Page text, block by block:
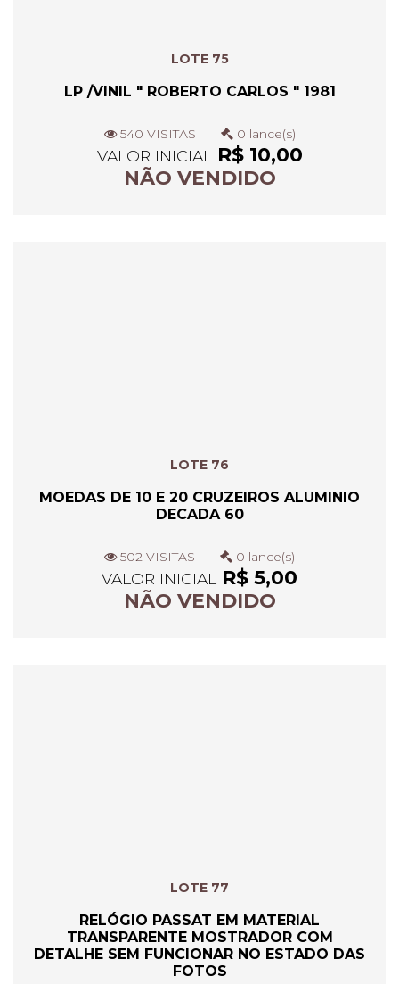
LOTE 75
LP /VINIL " ROBERTO CARLOS " 1981
540 VISITAS 0 lance(s)
VALOR INICIAL R$ 10,00
NÃO VENDIDO
LOTE 76
MOEDAS DE 10 E 20 CRUZEIROS ALUMINIO
DECADA 60
502 VISITAS 0 lance(s)
VALOR INICIAL
R$ 5,00
NÃO VENDIDO
LOTE 77
RELÓGIO PASSAT EM MATERIAL
TRANSPARENTE MOSTRADOR COM
DETALHE SEM FUNCIONAR NO ESTADO DAS
FOTOS